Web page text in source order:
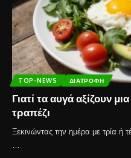
TOP-NEWS ΔΙΑΤΡΟΦΉ
Γιατί τα αυγά αξίζουν
τραπέζι
Ξεκινώντας την ημέρα με τρία ή